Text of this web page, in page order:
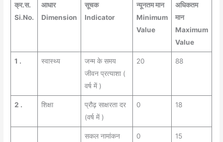
क्र.स.
Si.No.
आधार
Dimension
सूचक
Indicator
न्यूनतम मान
Minimum
Value
अधिकतम
मान
Maximum
Value
1 . स्वास्थ्य
जन्म के समय
जीवन प्रत्याशा (
वर्ष में )
20 88
2 . शिक्षा
प्रौढ़ साक्षरता दर
(वर्ष में )
0 18
सकल नामांकन
0 15